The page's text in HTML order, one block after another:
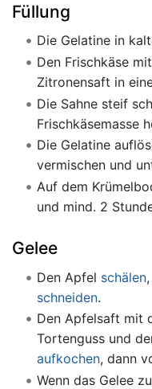
Füllung
Die Gelatine in
Den Frischkäse
Zitronensaft in
Die Sahne steif
Frischkäsemasse
Die Gelatine
vermischen und
Auf dem
und mind. 2
Gelee
Den Apfel schälen
schneiden.
Den Apfelsaft mit
Tortenguss und
aufkochen, dann
Wenn das Gelee zu